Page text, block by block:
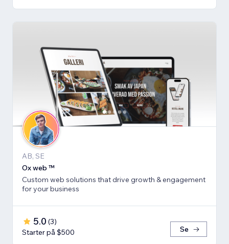
AB, SE
Ox web ™
Custom web solutions that drive growth & engagement
for your business
5.0 (3)
Starter på $500
Se